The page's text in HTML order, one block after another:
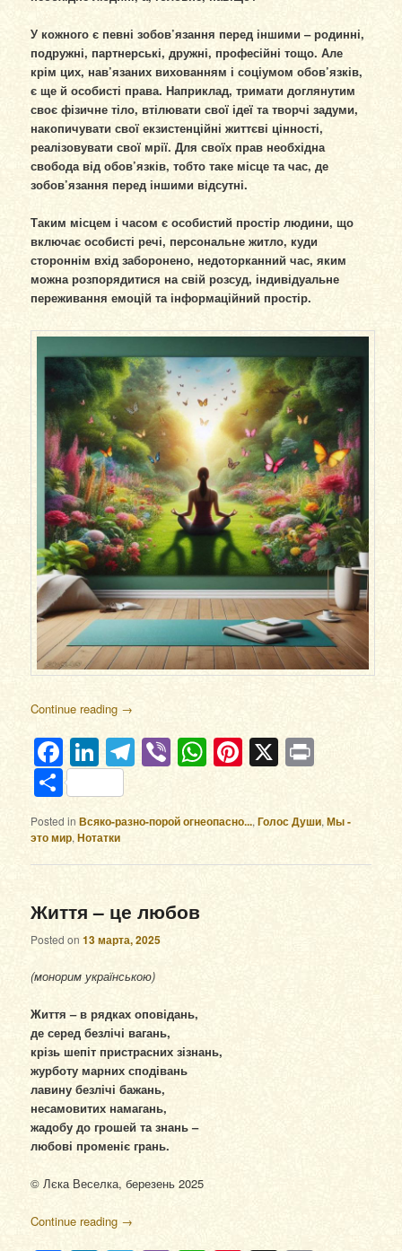
У кожного є певні зобов’язання перед іншими – родинні,
подружні, партнерські, дружні, професійні тощо. Але
крім цих, нав’язаних вихованням і соціумом обов’язків,
є ще й особисті права. Наприклад, тримати доглянутим
своє фізичне тіло, втілювати свої ідеї та творчі задуми,
накопичувати свої екзистенційні життєві цінності,
реалізовувати свої мрії. Для своїх прав необхідна
свобода від обов’язків, тобто таке місце та час, де
зобов’язання перед іншими відсутні.
Таким місцем і часом є особистий простір людини, що
включає особисті речі, персональне житло, куди
стороннім вхід заборонено, недоторканний час, яким
можна розпорядитися на свій розсуд, індивідуальне
переживання емоцій та інформаційний простір.
Continue reading →
Facebook
LinkedIn
Telegram
ViberWhatsApp
Pinterest
X
Отправить
Posted in Всяко-разно-порой огнеопасно...,Голос Души,Мы -
это мир,Нотатки
Життя – це любов
Posted on13 марта, 2025
(монорим українською)
Життя – в рядках оповідань,
де серед безлічі вагань,
крізь шепіт пристрасних зізнань,
журботу марних сподівань
лавину безлічі бажань,
несамовитих намагань,
жадобу до грошей та знань –
любові променіє грань.
© Лєка Веселка, березень 2025
Continue reading →